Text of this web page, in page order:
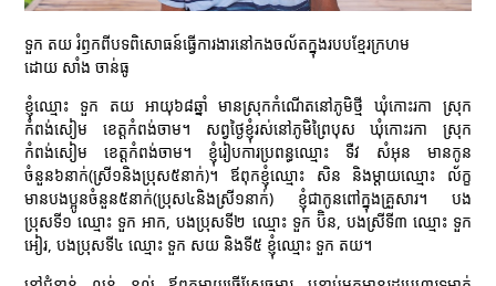
ទួក តយ រំឭកពីបទពិសោធន៍ធ្វើការងារនៅកងចល័តក្នុងរបបខ្មែរក្រហម
ដោយ សាំង ចាន់ធូ
ខ្ញុំឈ្មោះ ទួក តយ អាយុ៦៨ឆ្នាំ មានស្រុកកំណើតនៅភូមិថ្មី ឃុំកោះរកា ស្រុក
កំពង់សៀម ខេត្តកំពង់ចាម។ សព្វថ្ងៃខ្ញុំរស់នៅភូមិព្រៃបុស ឃុំកោះរកា ស្រុក
កំពង់សៀម ខេត្តកំពង់ចាម។ ខ្ញុំរៀបការប្រពន្ធឈ្មោះ ទឺវ សំអុន មានកូន
ចំនួន៦នាក់(ស្រី១និងប្រុស៥នាក់)។ ឪពុកខ្ញុំឈ្មោះ សិន និងម្ដាយឈ្មោះ ល័ក្ខ
មានបងប្អូនចំនួន៥នាក់(ប្រុស៤និងស្រី១នាក់) ខ្ញុំជាកូនពៅក្នុងគ្រួសារ។ បង
ប្រុសទី១ ឈ្មោះ ទួក អាក, បងប្រុសទី២ ឈ្មោះ ទួក ប៊ិន, បងស្រីទី៣ ឈ្មោះ ទួក
អៀរ, បងប្រុសទី៤ ឈ្មោះ ទួក សយ និងទី៥ ខ្ញុំឈ្មោះ ទួក តយ។